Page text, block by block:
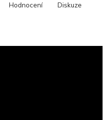
Hodnocení Diskuze